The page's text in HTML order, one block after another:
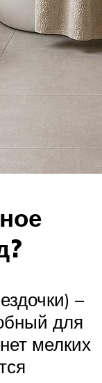
–
для
мелких